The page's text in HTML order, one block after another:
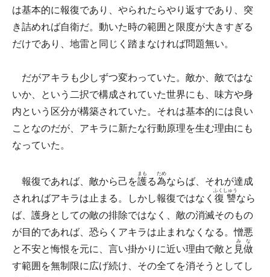
は基本的に報復であり、やられたらやり返すであり、突
き詰めれば自衛だ。動いた時の範囲と限度が大きすぎる
だけであり、地雷と同じく踏まなければ問題無い。
だがアキラも少しずつ変わっていた。敵か、敵ではな
いか、という二択で構成されていた世界にも、味方や身
内という区分が構築されていた。それは基本的には良い
ことなのだが、アキラに新たな行動原理を生む理由にも
なっていた。
報復であれば、敵から己を護
まも
る為
ため
ならば、それが達成
されればアキラは止まる。しかし報復ではなく 復讐
ふくしゅう
なら
ば、護身としての敵の排除ではなく、敵の消滅そのもの
が目的であれば、恐らくアキラは止まれなくなる。憎悪
と不安と悔恨を元に、言い掛かりに近い理由で敵と 見做
みな
す範囲を無制限に広げ続け、その全てを消そうとしてし